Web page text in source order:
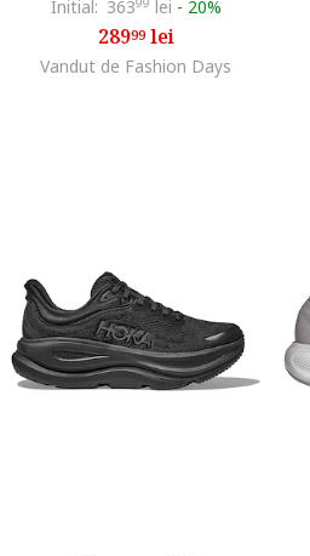
Initial: 36399 lei - 20%
28999lei
Vandut de Fashion Days